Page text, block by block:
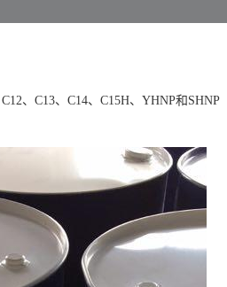
、C13、C14、C15H、YHNP和SHNP